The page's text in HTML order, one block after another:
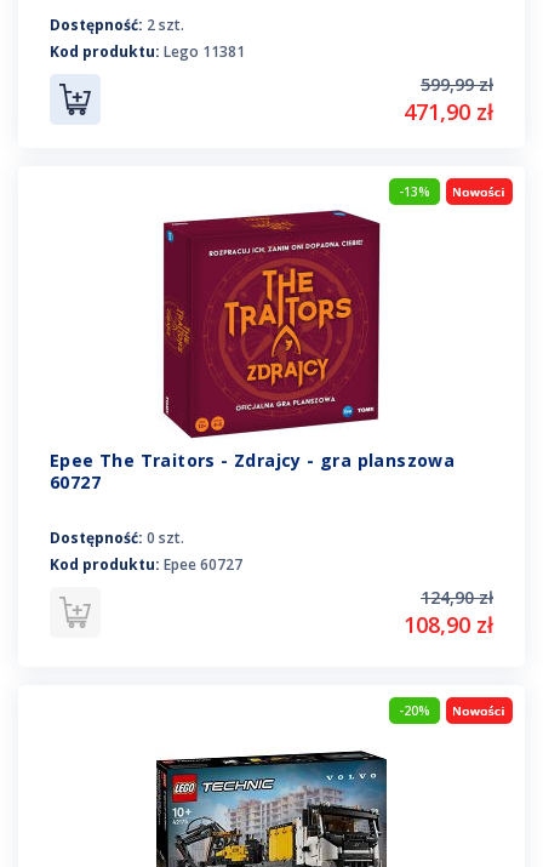
Dostępność: 2 szt.
Kod produktu: Lego 11381
599,99 zł
471,90 zł
-13%
Epee The Traitors - Zdrajcy - gra planszowa
60727
Dostępność: 0 szt.
Kod produktu: Epee 60727
124,90 zł
108,90 zł
-20%